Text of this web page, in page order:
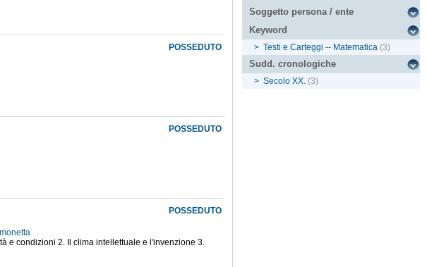
POSSEDUTO
POSSEDUTO
POSSEDUTO
e condizioni 2. Il clima intellettuale e l'invenzione 3.
Soggetto persona / ente
Keyword
> Testi e Carteggi -- Matematica (3)
Sudd. cronologiche
> Secolo XX. (3)